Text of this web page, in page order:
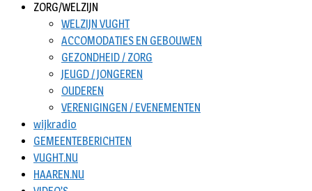
ZORG/WELZIJN
WELZIJN VUGHT
ACCOMODATIES EN GEBOUWEN
GEZONDHEID / ZORG
JEUGD / JONGEREN
OUDEREN
VERENIGINGEN / EVENEMENTEN
wijkradio
GEMEENTEBERICHTEN
VUGHT.NU
HAAREN.NU